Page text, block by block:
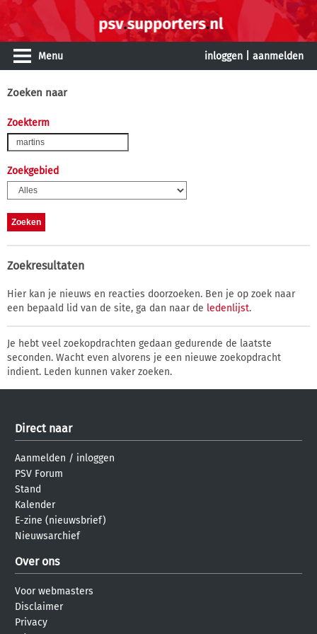
Menu inloggen aanmelden
Zoeken naar
Zoekterm
Zoekgebied
Zoekresultaten
Hier kan je nieuws en reacties doorzoeken. Ben je op zoek naar
een bepaald lid van de site, ga dan naar de ledenlijst.
Je hebt veel zoekopdrachten gedaan gedurende de laatste
seconden. Wacht even alvorens je een nieuwe zoekopdracht
indient. Leden kunnen vaker zoeken.
Direct naar
Aanmelden / inloggen
PSV Forum
Stand
Kalender
E-zine (nieuwsbrief)
Nieuwsarchief
Over ons
Voor webmasters
Disclaimer
Privacy